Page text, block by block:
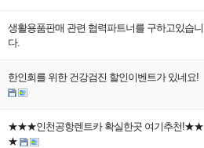
생활용품판매 관련 협력파트너를 구하고있습니
다.
한인회를 위한 건강검진 할인이벤트가 있네요!
★★★인천공항렌트카 확실한곳 여기추천!★★
★